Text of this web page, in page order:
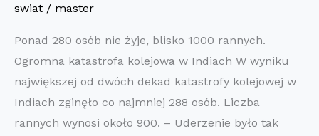
swiat / master
Ponad 280 osób nie żyje, blisko 1000 rannych.
Ogromna katastrofa kolejowa w Indiach W wyniku
największej od dwóch dekad katastrofy kolejowej w
Indiach zginęło co najmniej 288 osób. Liczba
rannych wynosi około 900. – Uderzenie było tak